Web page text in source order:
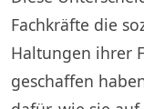
Fachkräfte die
Haltungen ihrer
geschaffen